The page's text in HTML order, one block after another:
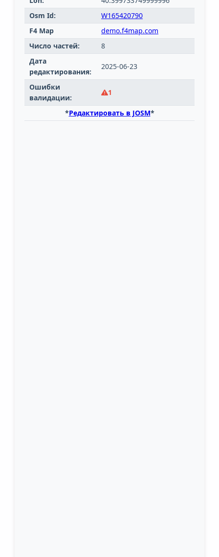
Osm Id:
W165420790
F4 Map
demo.f4map.com
Число частей:
8
Дата
редактирования:
2025-06-23
Ошибки
валидации:
1
*Редактировать в JOSM*